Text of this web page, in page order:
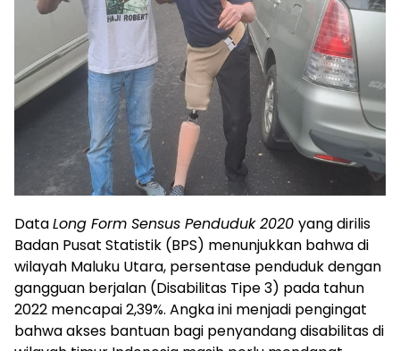
DataLong Form Sensus Penduduk 2020 yang dirilis
Badan Pusat Statistik (BPS) menunjukkan bahwa di
wilayah Maluku Utara, persentase penduduk dengan
gangguan berjalan (Disabilitas Tipe 3) pada tahun
2022 mencapai 2,39%. Angka ini menjadi pengingat
bahwa akses bantuan bagi penyandang disabilitas di